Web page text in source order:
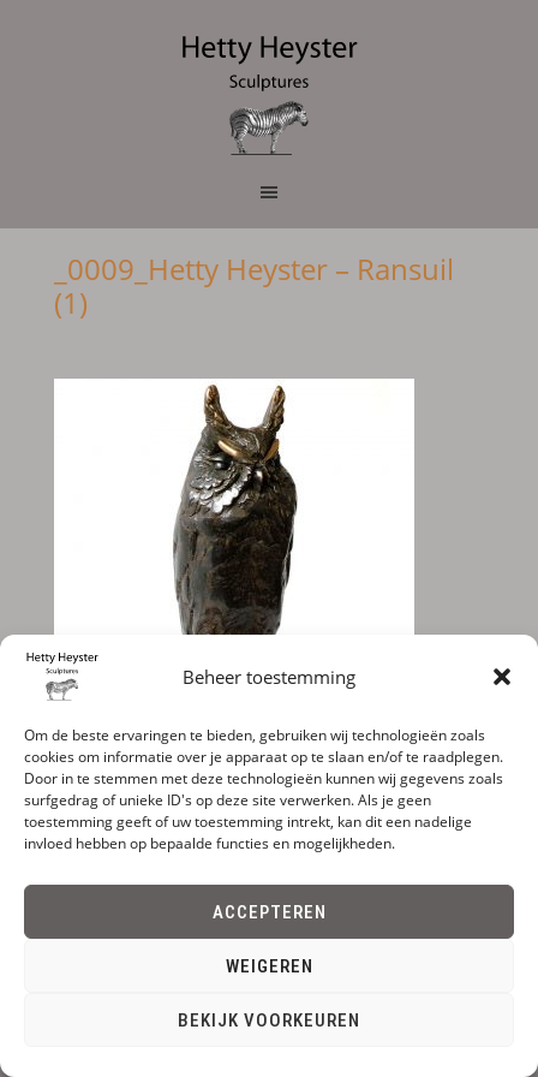
Beheer toestemming
Om de beste ervaringen te bieden, gebruiken wij technologieën zoals
cookies om informatie over je apparaat op te slaan en/of te raadplegen.
Door in te stemmen met deze technologieën kunnen wij gegevens zoals
surfgedrag of unieke ID's op deze site verwerken. Als je geen
toestemming geeft of uw toestemming intrekt, kan dit een nadelige
invloed hebben op bepaalde functies en mogelijkheden.
ACCEPTEREN
WEIGEREN
BEKIJK VOORKEUREN
_0009_Hetty Heyster – Ransuil
(1)